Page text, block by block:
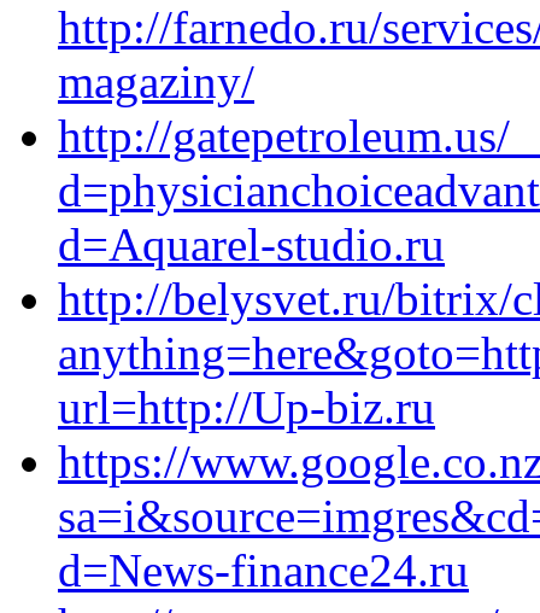
http://farnedo.ru/
magaziny/
http://gatepetroleum.us/
d=Aquarel-studio.ru
http://belysvet.ru/bitrix/
url=http://Up-biz.ru
https://
d=News-finance24.ru